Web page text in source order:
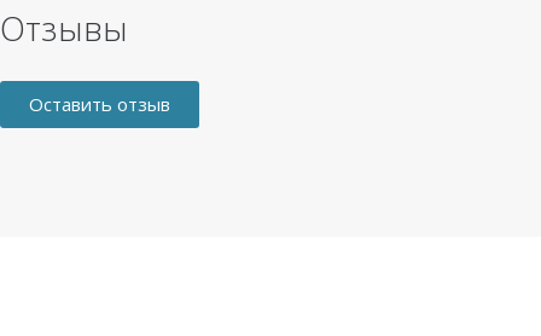
Отзывы
Оставить отзыв